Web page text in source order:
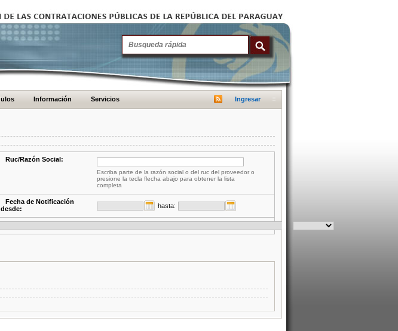
Información Servicios Ingresar
Ruc/Razón Social:
Escriba parte de la razón social o del ruc del proveedor o
presione la tecla flecha abajo para obtener la lista
completa
Fecha de Notificación
desde:
hasta: